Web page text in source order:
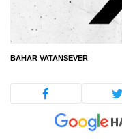
BAHAR VATANSEVER